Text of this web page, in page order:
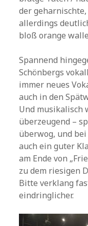
der
allerdings
bloß orange
Spannend
Schönbergs
immer neues
auch in den
Und musikalisch
überzeugend –
überwog, und
auch ein guter
am Ende von
zu dem riesigen
Bitte verklang
eindringlicher.